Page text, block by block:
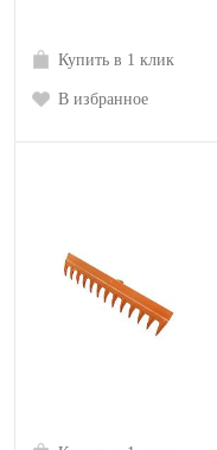
Купить в 1 клик
В избранное